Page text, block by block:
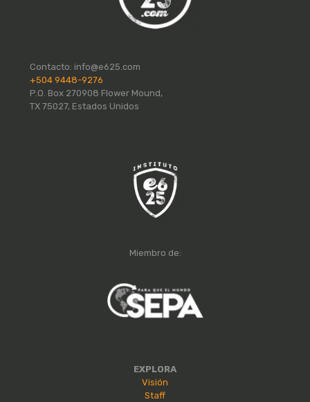
Contacto: info@e625.com
+504 9448-9276
P.O. Box 270908 Flower Mound,
TX 75027, Estados Unidos
Miembro de:
EXPLORA
Visión
Staff